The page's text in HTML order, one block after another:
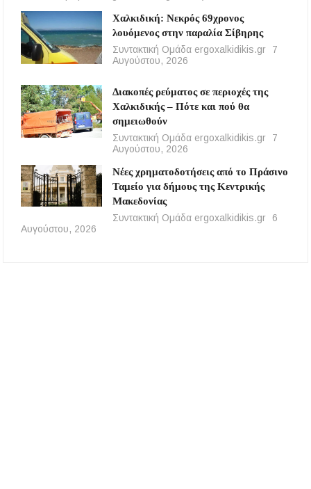
Χαλκιδική: Νεκρός 69χρονος
λουόμενος στην παραλία Σίβηρης
Συντακτική Ομάδα ergoxalkidikis.gr
7
Αυγούστου, 2026
Διακοπές ρεύματος σε περιοχές της
Χαλκιδικής – Πότε και πού θα
σημειωθούν
Συντακτική Ομάδα ergoxalkidikis.gr
7
Αυγούστου, 2026
Νέες χρηματοδοτήσεις από το Πράσινο
Ταμείο για δήμους της Κεντρικής
Μακεδονίας
Συντακτική Ομάδα ergoxalkidikis.gr
6
Αυγούστου, 2026